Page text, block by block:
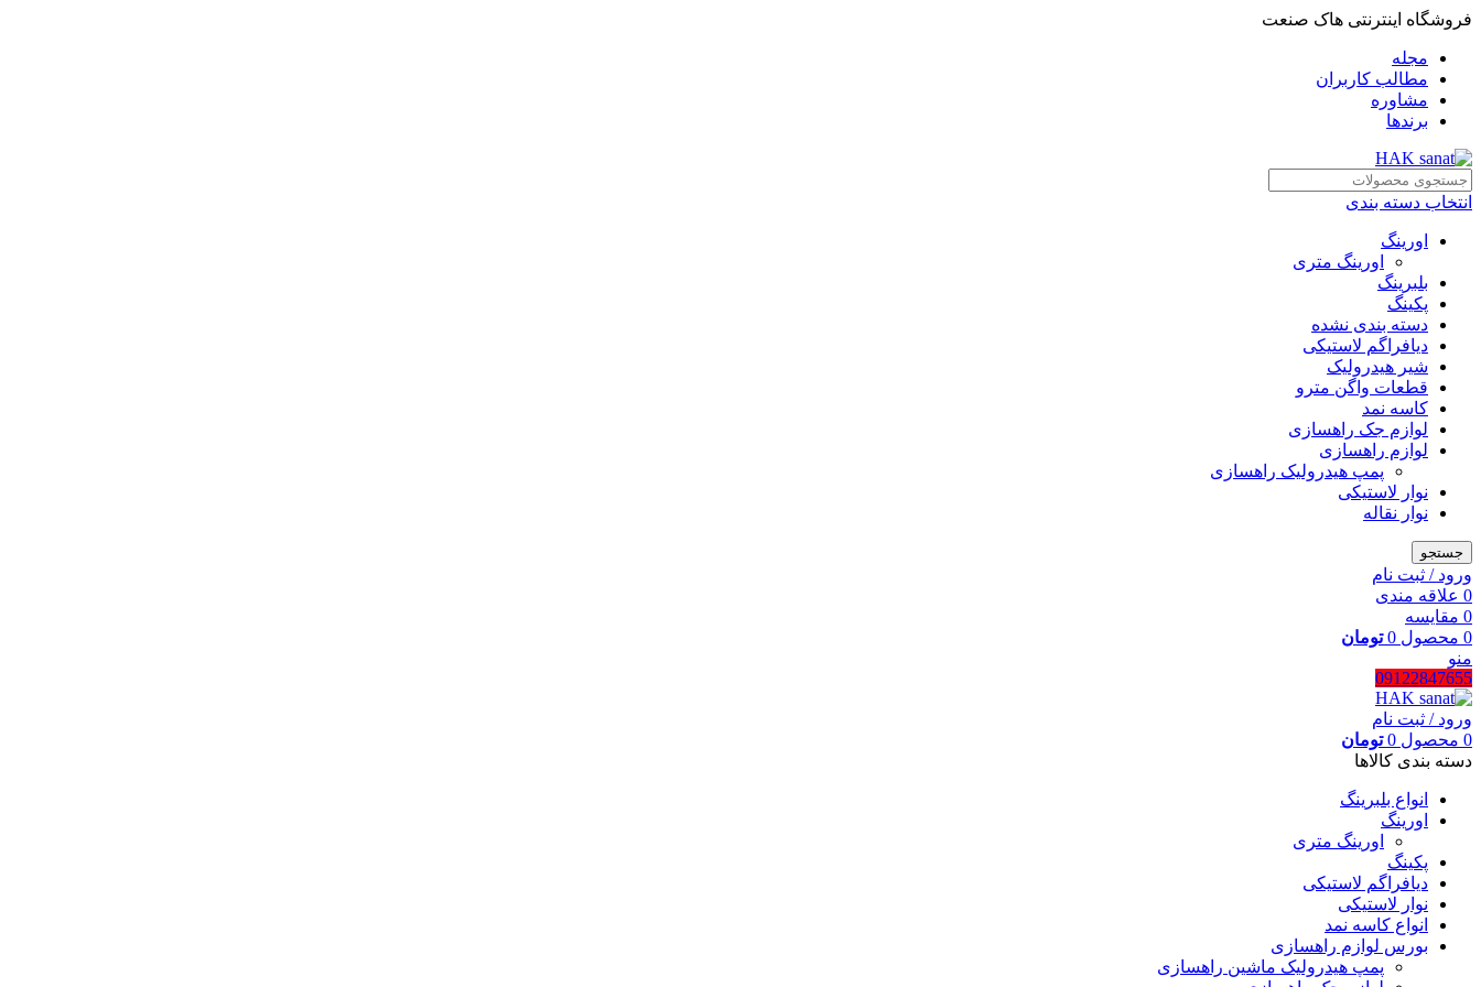
فروشگاه اینترنتی هاک صنعت
مجله
مطالب کاربران
مشاوره
برندها
انتخاب دسته بندی
اورینگ
اورینگ متری
بلبرینگ
پکینگ
دسته بندی نشده
دیافراگم لاستیکی
شیر هیدرولیک
قطعات واگن مترو
کاسه نمد
لوازم جک راهسازی
لوازم راهسازی
پمپ هیدرولیک راهسازی
نوار لاستیکی
نوار نقاله
جستجو
ورود / ثبت نام
0 علاقه مندی
0 مقایسه
0 محصول 0 تومان
منو
09122847655
ورود / ثبت نام
0 محصول 0 تومان
دسته بندی کالاها
انواع بلبرینگ
اورینگ
اورینگ متری
پکینگ
دیافراگم لاستیکی
نوار لاستیکی
انواع کاسه نمد
بورس لوازم راهسازی
پمپ هیدرولیک ماشین راهسازی